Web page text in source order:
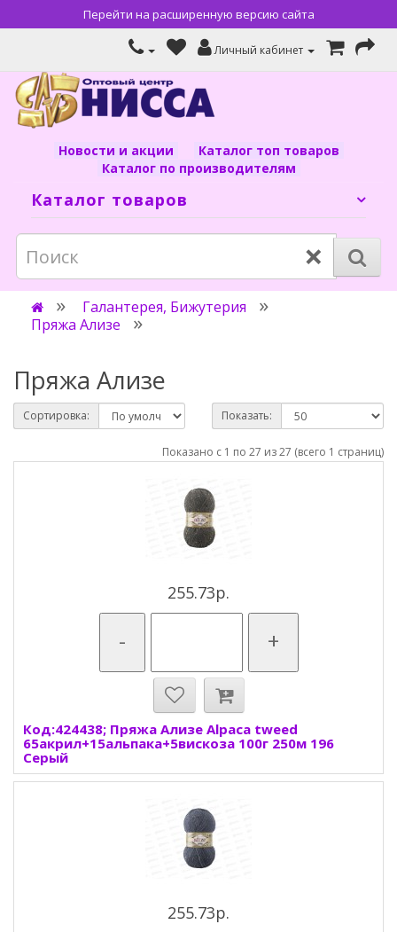
Перейти на расширенную версию сайта
Личный кабинет
Новости и акции
Каталог топ товаров
Каталог по производителям
Каталог товаров
×
Галантерея, Бижутерия
Пряжа Ализе
Пряжа Ализе
Сортировка: Показать:
Показано с 1 по 27 из 27 (всего 1 страниц)
255.73р.
- +
Код:424438; Пряжа Ализе Alpaca tweed
65акрил+15альпака+5вискоза 100г 250м 196
Серый
255.73р.